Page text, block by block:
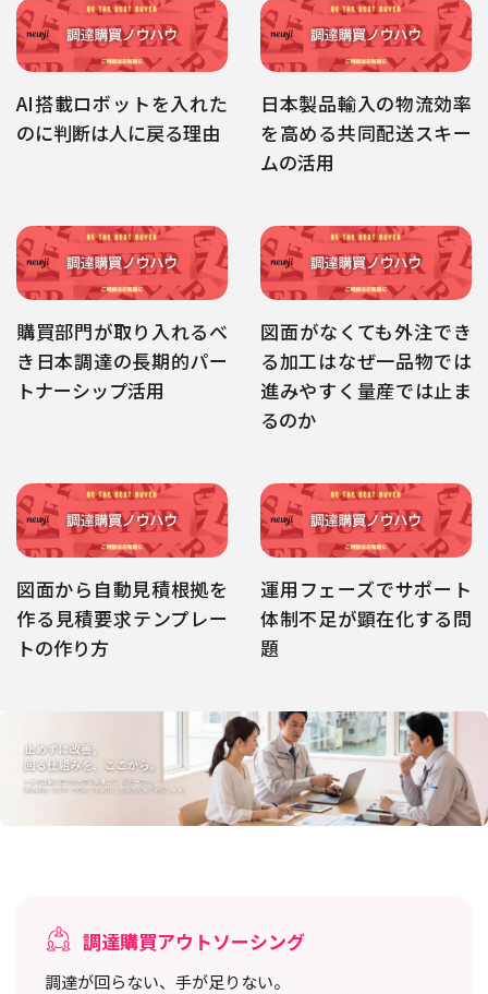
AI搭載ロボットを入れた
のに判断は人に戻る理由
日本製品輸入の物流効率
を高める共同配送スキー
ムの活用
購買部門が取り入れるべ
き日本調達の長期的パー
トナーシップ活用
図面がなくても外注でき
る加工はなぜ一品物では
進みやすく量産では止ま
るのか
図面から自動見積根拠を
作る見積要求テンプレー
トの作り方
運用フェーズでサポート
体制不足が顕在化する問
題
調達購買アウトソーシング
調達が回らない、手が足りない。